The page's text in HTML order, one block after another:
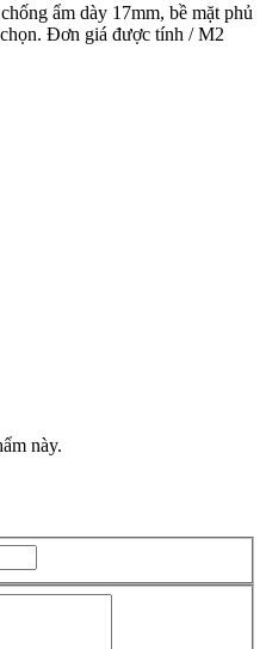
ẩm dày 17mm, bề mặt phủ
Đơn giá được tính / M2
này.